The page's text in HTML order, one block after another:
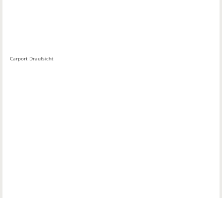
Carport Draufsicht